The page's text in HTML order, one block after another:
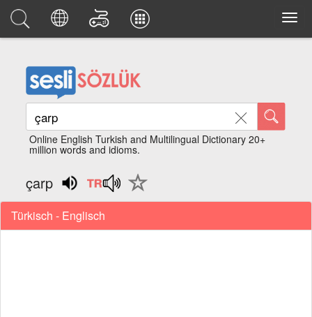
Online English Turkish and Multilingual Dictionary 20+
million words and idioms.
çarp
Türkisch - Englisch